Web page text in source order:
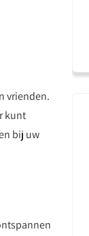
vrienden.
kunt
bij uw